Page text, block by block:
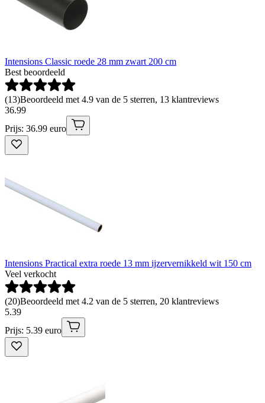
Intensions Classic roede 28 mm zwart 200 cm
Best beoordeeld
(13)Beoordeeld met 4.9 van de 5 sterren, 13 klantreviews
36.99
Prijs: 36.99 euro
Intensions Practical extra roede 13 mm ijzervernikkeld wit 150 cm
Veel verkocht
(20)Beoordeeld met 4.2 van de 5 sterren, 20 klantreviews
5.39
Prijs: 5.39 euro